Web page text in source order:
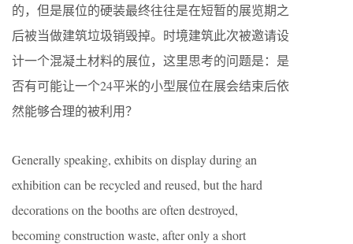
的，但是展位的硬装最终往往是在短暂的展览期之
后被当做建筑垃圾销毁掉。时境建筑此次被邀请设
计一个混凝土材料的展位，这里思考的问题是：是
否有可能让一个24平米的小型展位在展会结束后依
然能够合理的被利用？
Generally speaking, exhibits on display during an
exhibition can be recycled and reused, but the hard
decorations on the booths are often destroyed,
becoming construction waste, after only a short